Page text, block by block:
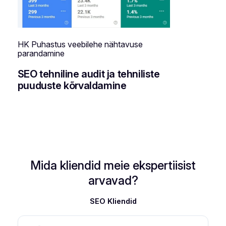
HK Puhastus veebilehe nähtavuse
parandamine
SEO tehniline audit ja tehniliste
puuduste kõrvaldamine
Mida kliendid meie ekspertiisist
arvavad?
SEO Kliendid